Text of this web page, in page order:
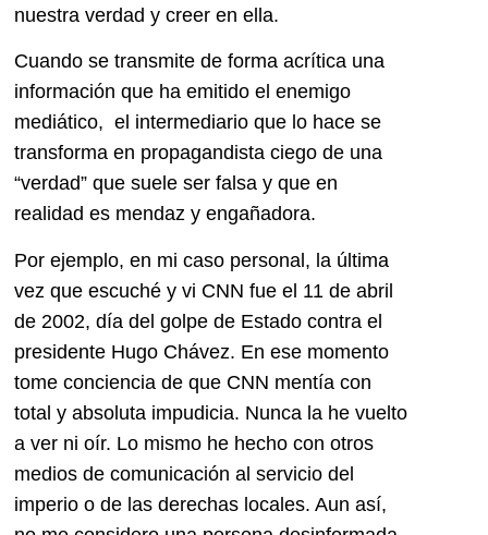
nuestra verdad y creer en ella.
Cuando se transmite de forma acrítica una
información que ha emitido el enemigo
mediático, el intermediario que lo hace se
transforma en propagandista ciego de una
“verdad” que suele ser falsa y que en
realidad es mendaz y engañadora.
Por ejemplo, en mi caso personal, la última
vez que escuché y vi CNN fue el 11 de abril
de 2002, día del golpe de Estado contra el
presidente Hugo Chávez. En ese momento
tome conciencia de que CNN mentía con
total y absoluta impudicia. Nunca la he vuelto
a ver ni oír. Lo mismo he hecho con otros
medios de comunicación al servicio del
imperio o de las derechas locales. Aun así,